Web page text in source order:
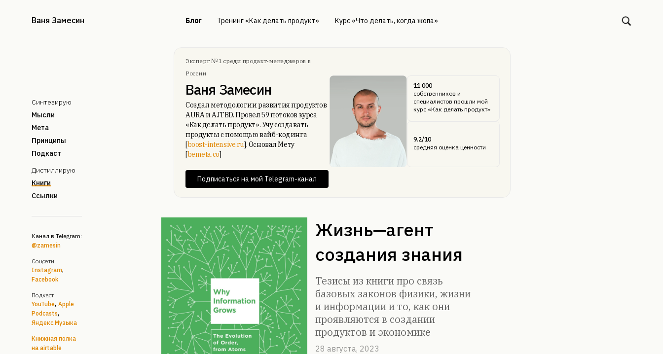
Ваня Замесин Блог Тренинг «Как делать продукт» Курс «Что делать, когда жопа»
Синтезирую
Мысли
Мета
Принципы
Подкаст
Дистиллирую
Книги
Ссылки
Канал в Telegram:
@zamesin
Соцсети
Instagram,
Facebook
Подкаст
YouTube, Apple
Podcasts,
Яндекс.Музыка
Книжная полка
на airtable
Эксперт № 1 среди продакт-менеджеров в
России
Ваня Замесин
Создал методологии развития продуктов
AURA и AJTBD. Провел 59 потоков курса
«Как делать продукт». Учу создавать
продукты с помощью вайб-кодинга
[boost-intensive.ru]. Основал Мету
[bemeta.co]
Подписаться на мой Telegram-канал
11 000
собственников и
специалистов прошли мой
курс «Как делать продукт»
9.2/10
средняя оценка ценности
Жизнь—агент
создания знания
Тезисы из книги про связь
базовых законов физики, жизни
и информации и то, как они
проявляются в создании
продуктов и экономике
28 августа, 2023